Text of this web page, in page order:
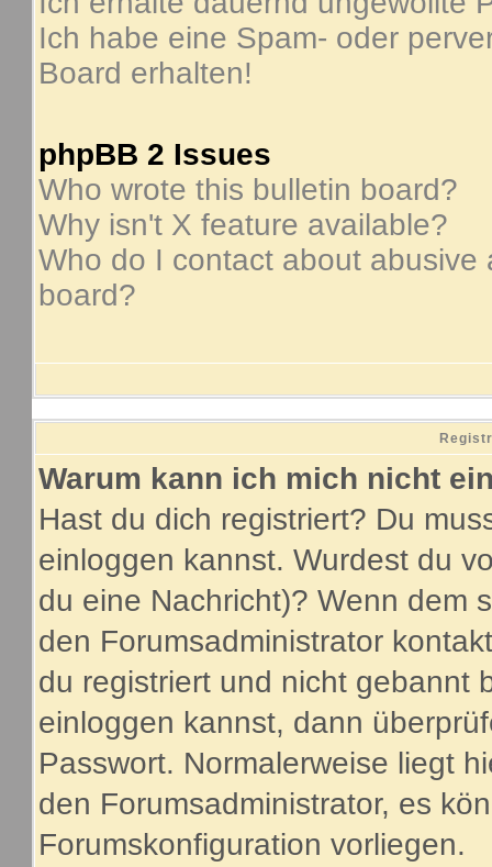
Ich habe eine Spam- oder
Board erhalten!
phpBB 2 Issues
Who wrote this bulletin board?
Why isn't X feature available?
Who do I contact about
board?
Warum kann ich mich nicht
Hast du dich registriert? Du
einloggen kannst. Wurdest du
du eine Nachricht)? Wenn dem
den Forumsadministrator
du registriert und nicht gebannt
einloggen kannst, dann
Passwort. Normalerweise liegt
den Forumsadministrator, es
Forumskonfiguration vorliegen.